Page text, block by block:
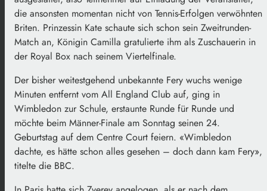
die ansonsten momentan nicht von Tennis-Erfolgen verwöhnten
Briten. Prinzessin Kate schaute sich schon sein Zweitrunden-
Match an, Königin Camilla gratulierte ihm als Zuschauerin in
der Royal Box nach seinem Viertelfinale.
Der bisher weitestgehend unbekannte Fery wuchs wenige
Minuten entfernt vom All England Club auf, ging in
Wimbledon zur Schule, erstaunte Runde für Runde und
möchte beim Männer-Finale am Sonntag seinen 24.
Geburtstag auf dem Centre Court feiern. «Wimbledon
dachte, es hätte schon alles gesehen – doch dann kam Fery»,
titelte die BBC.